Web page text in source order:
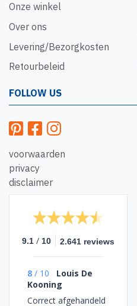
Onze winkel
Over ons
Levering/Bezorgkosten
Retourbeleid
FOLLOW US
voorwaarden
privacy
disclaimer
9.1 / 10 2.641 reviews
8 / 10
Louis De
Kooning
Correct afgehandeld